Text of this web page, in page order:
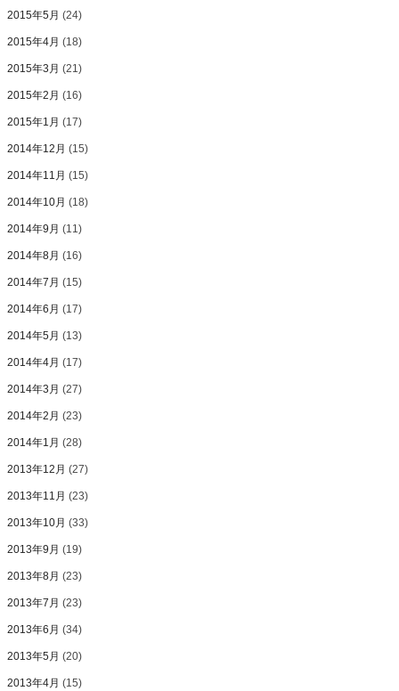
2015年5月 (24)
2015年4月 (18)
2015年3月 (21)
2015年2月 (16)
2015年1月 (17)
2014年12月 (15)
2014年11月 (15)
2014年10月 (18)
2014年9月 (11)
2014年8月 (16)
2014年7月 (15)
2014年6月 (17)
2014年5月 (13)
2014年4月 (17)
2014年3月 (27)
2014年2月 (23)
2014年1月 (28)
2013年12月 (27)
2013年11月 (23)
2013年10月 (33)
2013年9月 (19)
2013年8月 (23)
2013年7月 (23)
2013年6月 (34)
2013年5月 (20)
2013年4月 (15)